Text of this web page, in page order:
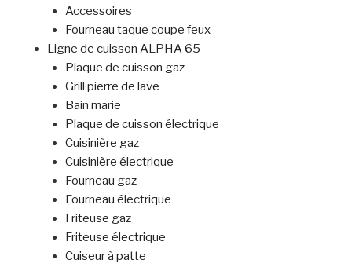
Accessoires
Fourneau taque coupe feux
Ligne de cuisson ALPHA 65
Plaque de cuisson gaz
Grill pierre de lave
Bain marie
Plaque de cuisson électrique
Cuisinière gaz
Cuisinière électrique
Fourneau gaz
Fourneau électrique
Friteuse gaz
Friteuse électrique
Cuiseur à patte